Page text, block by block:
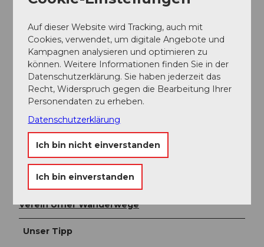
In Intschi ist ein grosser Parkplatz unterhalb der
Öffentliche Verkehrsmittel
Mit dem Zug erreichen Sie Erstfeld mit der SBB. Dort
steigen Sie auf den Bus der Auto AG Uri um bis zur
Haltestation Intschi.
Fahrpläne Auto AG Uri finden Sie hier!
Autor:in
Markus Fehlmann
Verein Urner Wanderwege
Unser Tipp
Auf dieser Website wird Tracking, auch mit
Cookies, verwendet, um digitale Angebote und
Kampagnen analysieren und optimieren zu
können. Weitere Informationen finden Sie in der
Datenschutzerklärung. Sie haben jederzeit das
Recht, Widerspruch gegen die Bearbeitung Ihrer
Personendaten zu erheben.
Datenschutzerklärung
Ich bin nicht einverstanden
Ich bin einverstanden